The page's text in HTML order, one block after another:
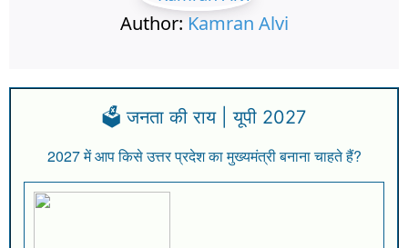
Author: Kamran Alvi
🗳️ जनता की राय | यूपी 2027
2027 में आप किसे उत्तर प्रदेश का मुख्यमंत्री बनाना चाहते हैं?